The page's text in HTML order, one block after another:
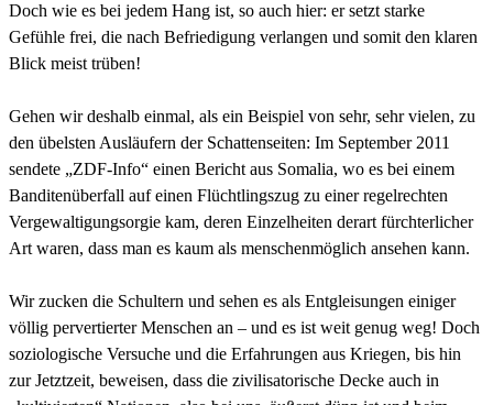
Doch wie es bei jedem Hang ist, so auch hier: er setzt starke
Gefühle frei, die nach Befriedigung verlangen und somit den klaren
Blick meist trüben!
Gehen wir deshalb einmal, als ein Beispiel von sehr, sehr vielen, zu
den übelsten Ausläufern der Schattenseiten: Im September 2011
sendete „ZDF-Info“ einen Bericht aus Somalia, wo es bei einem
Banditenüberfall auf einen Flüchtlingszug zu einer regelrechten
Vergewaltigungsorgie kam, deren Einzelheiten derart fürchterlicher
Art waren, dass man es kaum als menschenmöglich ansehen kann.
Wir zucken die Schultern und sehen es als Entgleisungen einiger
völlig pervertierter Menschen an – und es ist weit genug weg! Doch
soziologische Versuche und die Erfahrungen aus Kriegen, bis hin
zur Jetztzeit, beweisen, dass die zivilisatorische Decke auch in